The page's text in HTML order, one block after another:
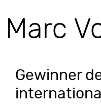
Gewinner